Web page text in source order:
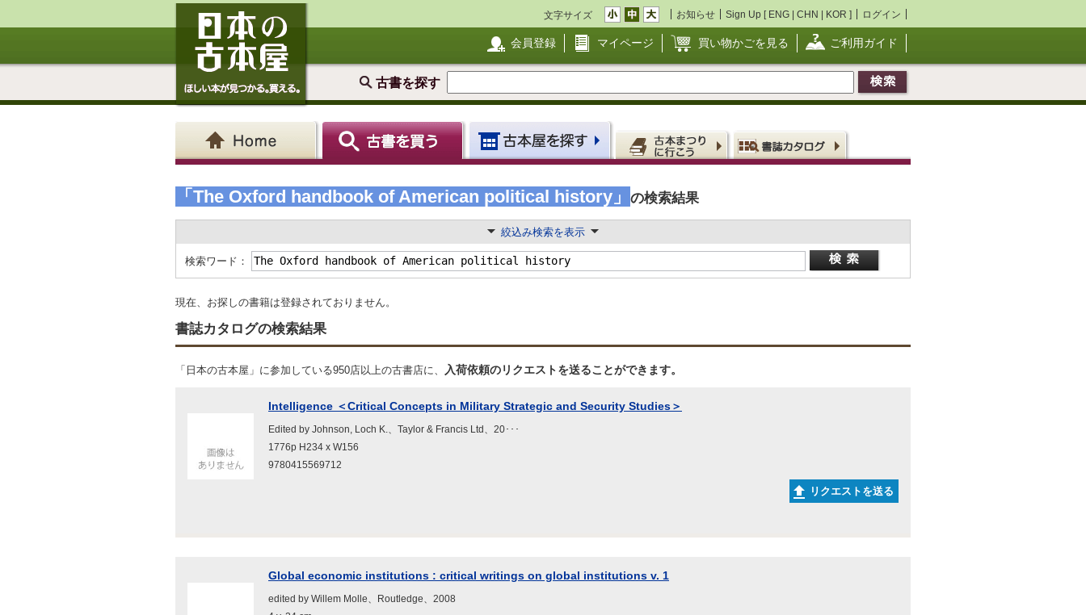
文字サイズ お知らせ Sign Up [ ENG | CHN | KOR ] ログイン
会員登録 マイページ 買い物かごを見る ご利用ガイド
古書を探す
「The Oxford handbook of American political history」 の検索結果
絞込み検索を表示
検索ワード：
現在、お探しの書籍は登録されておりません。
書誌カタログの検索結果
「日本の古本屋」に参加している950店以上の古書店に、 入荷依頼のリクエストを送ることができます。
Intelligence ＜Critical Concepts in Military Strategic and Security Studies＞
Edited by Johnson, Loch K.、Taylor & Francis Ltd、20･･･
1776p H234 x W156
9780415569712
リクエストを送る
Global economic institutions : critical writings on global institutions v. 1
edited by Willem Molle、Routledge、2008